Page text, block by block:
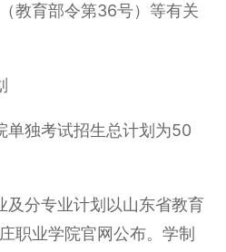
教育部令第36号）等有关
独考试招生总计划为50
分专业计划以山东省教育
职业学院官网公布。学制